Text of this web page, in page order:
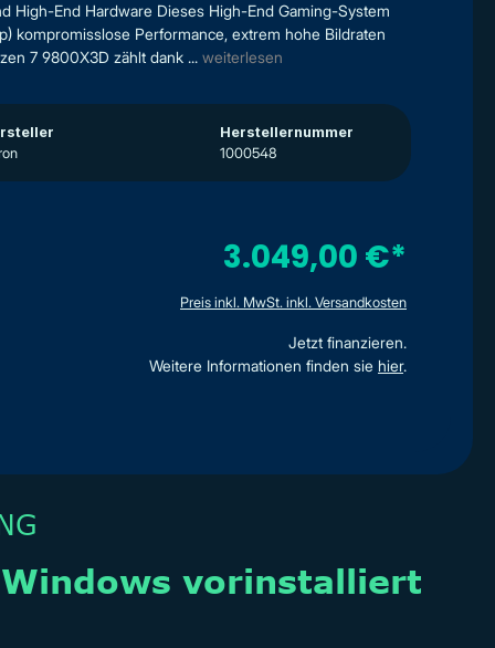
High-End Hardware Dieses High-End Gaming-System
kompromisslose Performance, extrem hohe Bildraten
7 9800X3D zählt dank ... weiterlesen
Herstellernummer
1000548
3.049,00 €*
Preis inkl. MwSt. inkl. Versandkosten
Jetzt finanzieren.
Weitere Informationen finden sie hier.